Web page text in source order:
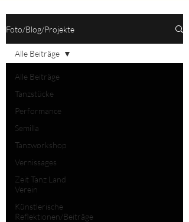
Foto/Blog/Projekte
Alle Beiträge
Tanzstücke
Performance
Semilla
Tanzworkshop
Vernissages
Zeit Tanz Land
Verein
Künstlerische
Reflektionen/Beiträge
Alle Beiträge